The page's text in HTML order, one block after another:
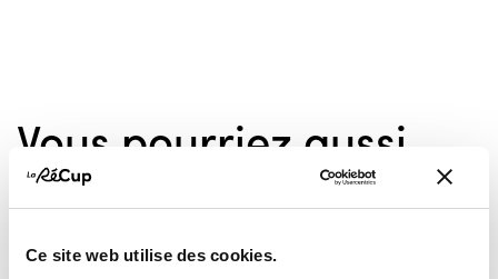
Ce site web utilise des cookies.
Vous pourriez aussi
aimer...